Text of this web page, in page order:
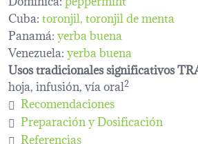
Cuba:toronjil toronjil de menta
Panamá:yerba buena
Venezuela:yerba buena
Usos tradicionales significativos
hoja, infusión, vía oral2
Recomendaciones
Preparación y Dosificación
Referencias